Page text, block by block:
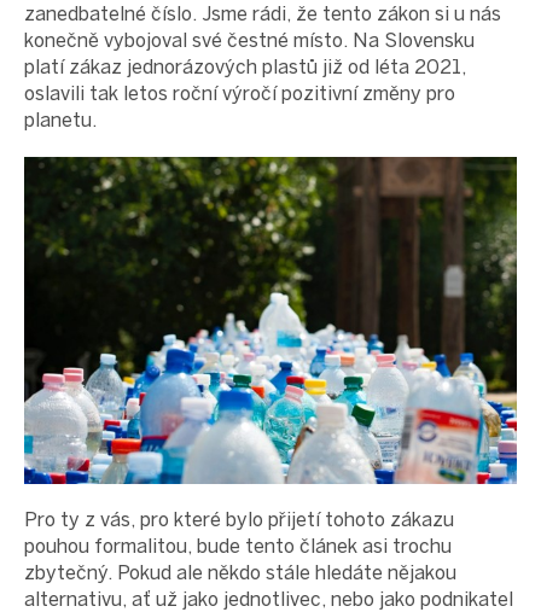
zanedbatelné číslo. Jsme rádi, že tento zákon si u nás
konečně vybojoval své čestné místo. Na Slovensku
platí zákaz jednorázových plastů již od léta 2021,
oslavili tak letos roční výročí pozitivní změny pro
planetu.
Pro ty z vás, pro které bylo přijetí tohoto zákazu
pouhou formalitou, bude tento článek asi trochu
zbytečný. Pokud ale někdo stále hledáte nějakou
alternativu, ať už jako jednotlivec, nebo jako podnikatel